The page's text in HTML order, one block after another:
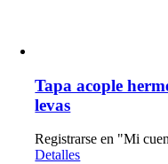
Tapa acople
levas
Registrarse en "Mi
Detalles